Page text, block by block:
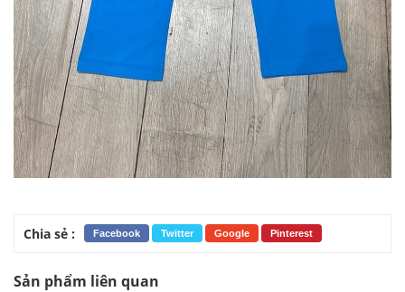
Chia sẻ : Facebook Twitter Google Pinterest
Sản phẩm liên quan